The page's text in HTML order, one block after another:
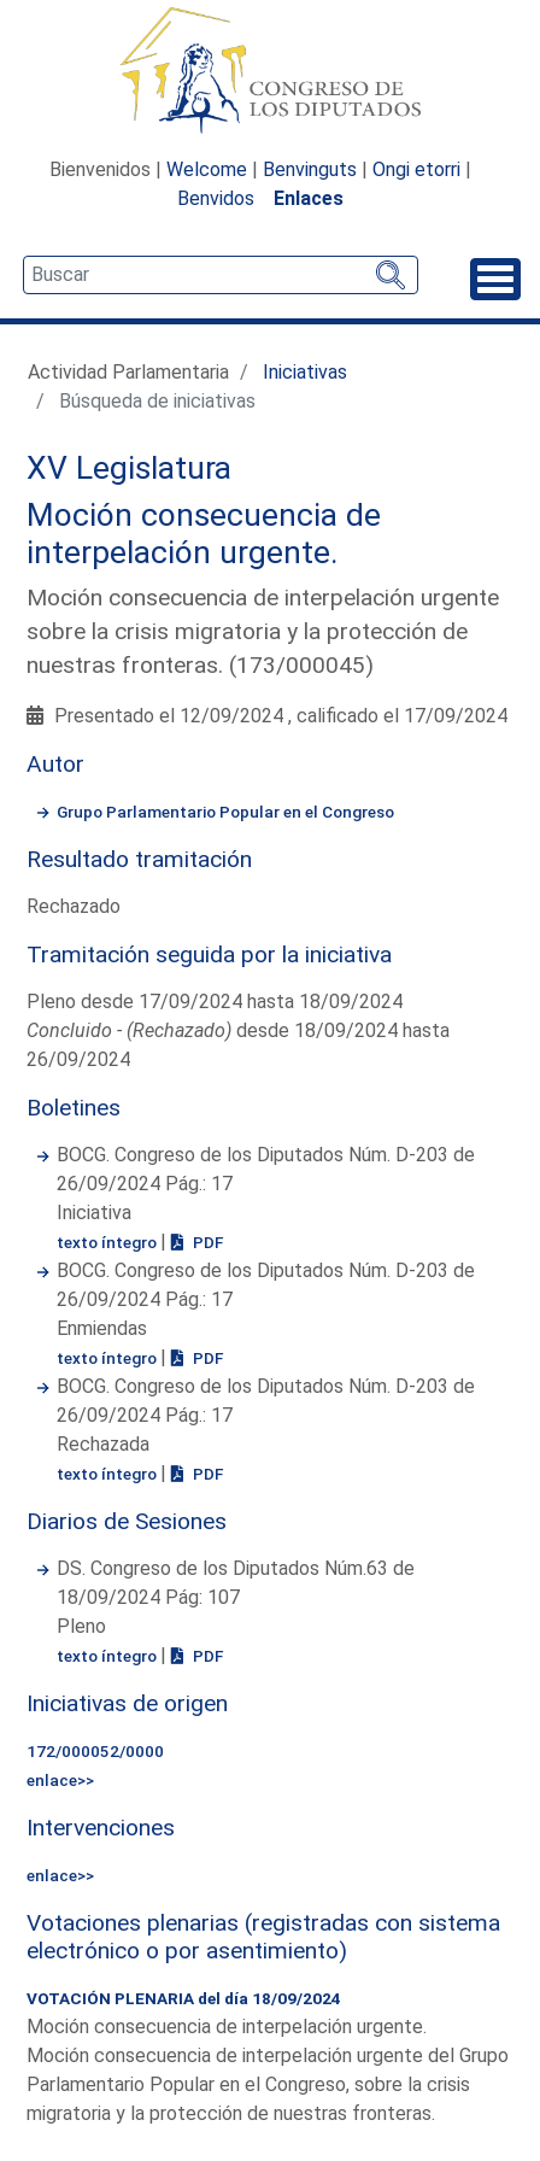
Bienvenidos | Welcome | Benvinguts | Ongi etorri |
Benvidos
Enlaces
Actividad Parlamentaria
Iniciativas
Búsqueda de iniciativas
XV Legislatura
Moción consecuencia de
interpelación urgente.
Moción consecuencia de interpelación urgente
sobre la crisis migratoria y la protección de
nuestras fronteras. (173/000045)
Presentado el 12/09/2024 , calificado el 17/09/2024
Autor
Grupo Parlamentario Popular en el Congreso
Resultado tramitación
Rechazado
Tramitación seguida por la iniciativa
Pleno desde 17/09/2024 hasta 18/09/2024
Concluido - (Rechazado) desde 18/09/2024 hasta
26/09/2024
Boletines
BOCG. Congreso de los Diputados Núm. D-203 de
26/09/2024 Pág.: 17
Iniciativa
texto íntegro | PDF
BOCG. Congreso de los Diputados Núm. D-203 de
26/09/2024 Pág.: 17
Enmiendas
texto íntegro | PDF
BOCG. Congreso de los Diputados Núm. D-203 de
26/09/2024 Pág.: 17
Rechazada
texto íntegro | PDF
Diarios de Sesiones
DS. Congreso de los Diputados Núm.63 de
18/09/2024 Pág: 107
Pleno
texto íntegro | PDF
Iniciativas de origen
172/000052/0000
enlace>>
Intervenciones
enlace>>
Votaciones plenarias (registradas con sistema
electrónico o por asentimiento)
VOTACIÓN PLENARIA del día 18/09/2024
Moción consecuencia de interpelación urgente.
Moción consecuencia de interpelación urgente del Grupo
Parlamentario Popular en el Congreso, sobre la crisis
migratoria y la protección de nuestras fronteras.